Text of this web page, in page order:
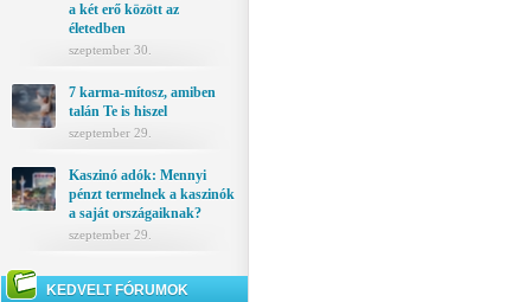
a két erő között az
életedben
szeptember 30.
7 karma-mítosz, amiben
talán Te is hiszel
szeptember 29.
Kaszinó adók: Mennyi
pénzt termelnek a kaszinók
a saját országaiknak?
szeptember 29.
KEDVELT FÓRUMOK